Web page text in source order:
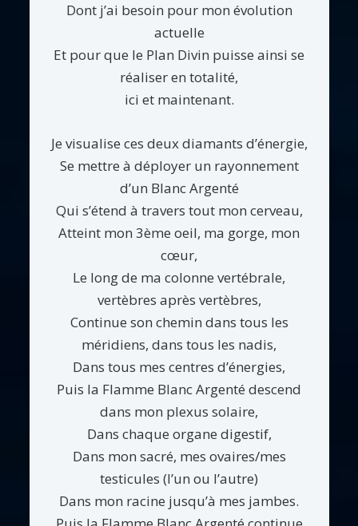
Dont j’ai besoin pour mon évolution
actuelle
Et pour que le Plan Divin puisse ainsi se
réaliser en totalité,
ici et maintenant.
Je visualise ces deux diamants d’énergie,
Se mettre à déployer un rayonnement
d’un Blanc Argenté
Qui s’étend à travers tout mon cerveau,
Atteint mon 3ème oeil, ma gorge, mon
cœur,
Le long de ma colonne vertébrale,
vertèbres après vertèbres,
Continue son chemin dans tous les
méridiens, dans tous les nadis,
Dans tous mes centres d’énergies,
Puis la Flamme Blanc Argenté descend
dans mon plexus solaire,
Dans chaque organe digestif,
Dans mon sacré, mes ovaires/mes
testicules (l’un ou l’autre)
Dans mon racine jusqu’à mes jambes.